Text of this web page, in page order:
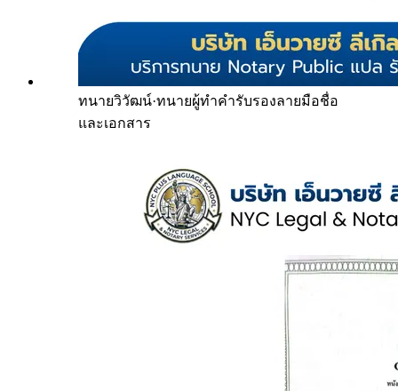
ทนายวิวัฒน์·ทนายผู้ทำคำรับรองลายมือชื่อ
และเอกสาร